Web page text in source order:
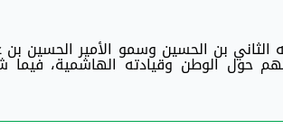
بن الحسين وسمو الأمير الحسين بن
حول الوطن وقيادته الهاشمية،